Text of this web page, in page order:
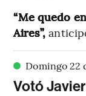
“Me quedo
Aires”,
Domingo 22
Votó